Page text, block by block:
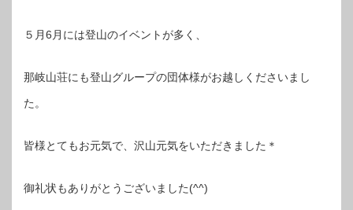
５月6月には登山のイベントが多く、
那岐山荘にも登山グループの団体様がお越しくださいまし
た。
皆様とてもお元気で、沢山元気をいただきました＊
御礼状もありがとうございました(^^)